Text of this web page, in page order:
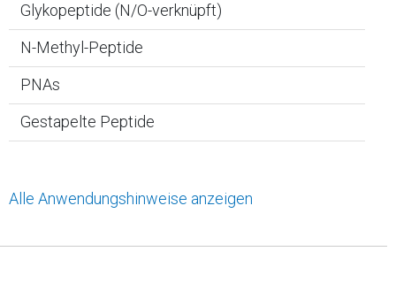
Glykopeptide (N/O-verknüpft)
N-Methyl-Peptide
PNAs
Gestapelte Peptide
Alle Anwendungshinweise anzeigen